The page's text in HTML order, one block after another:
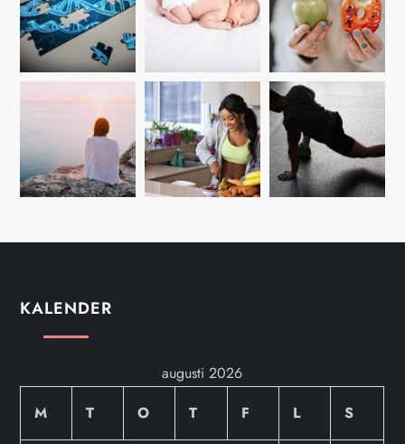
KALENDER
augusti 2026
M
T O T F L S